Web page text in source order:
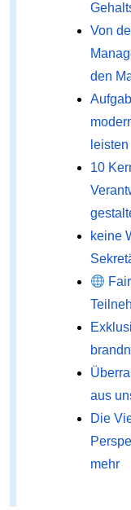
Von
den
leisten
10
keine
aus
Die
mehr